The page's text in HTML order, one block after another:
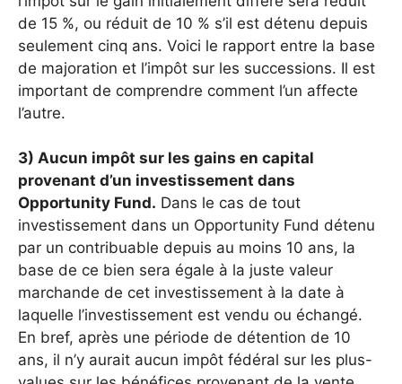
de 15 %, ou réduit de 10 % s’il est détenu depuis
seulement cinq ans. Voici le rapport entre la base
de majoration et l’impôt sur les successions. Il est
important de comprendre comment l’un affecte
l’autre.
3) Aucun impôt sur les gains en capital
provenant d’un investissement dans
Opportunity Fund. Dans le cas de tout
investissement dans un Opportunity Fund détenu
par un contribuable depuis au moins 10 ans, la
base de ce bien sera égale à la juste valeur
marchande de cet investissement à la date à
laquelle l’investissement est vendu ou échangé.
En bref, après une période de détention de 10
ans, il n’y aurait aucun impôt fédéral sur les plus-